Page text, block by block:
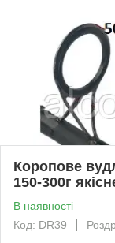
Коропове
150-300г
В наявності
Код: DR39